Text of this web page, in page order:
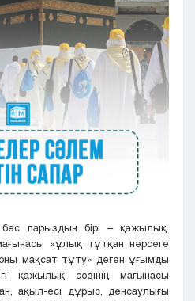
парыздың бірі – қажылық.
«ұлық тұтқан нәрсеге
мақсат тұту» деген ұғымды
қажылық сөзінің мағынасы
ақыл-есі дұрыс, денсаулығы